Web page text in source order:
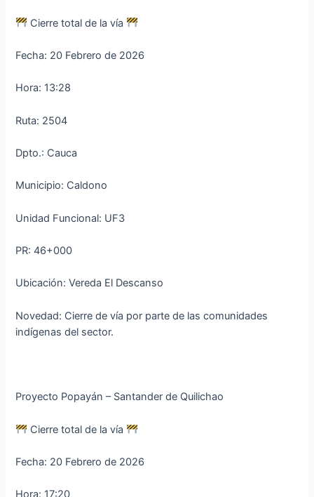
Cierre total de la vía
Fecha: 20 Febrero de 2026
Hora: 13:28
Ruta: 2504
Dpto.: Cauca
Municipio: Caldono
Unidad Funcional: UF3
PR: 46+000
Ubicación: Vereda El Descanso
Novedad: Cierre de vía por parte de las comunidades
indígenas del sector.
Proyecto Popayán – Santander de Quilichao
Cierre total de la vía
Fecha: 20 Febrero de 2026
Hora: 17:20